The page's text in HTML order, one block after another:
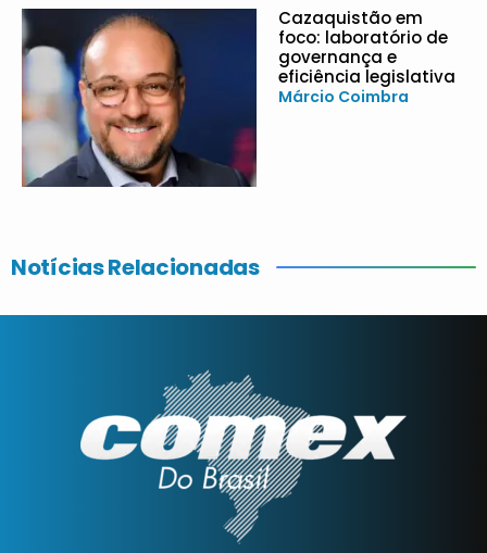
Cazaquistão em
foco: laboratório de
governança e
eficiência legislativa
Márcio Coimbra
Notícias Relacionadas